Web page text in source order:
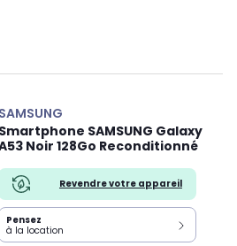
SAMSUNG
Smartphone SAMSUNG Galaxy
Noir 128Go Reconditionné
Revendre votre appareil
Pensez
à la location